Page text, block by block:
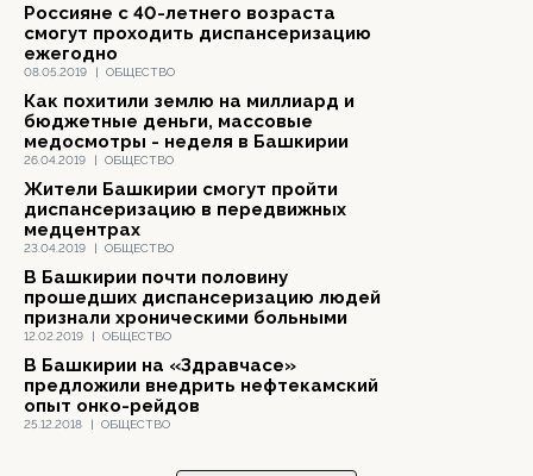
08.05.2019 | ОБЩЕСТВО
Россияне с 40-летнего возраста
смогут проходить диспансеризацию
ежегодно
26.04.2019 | ОБЩЕСТВО
Как похитили землю на миллиард и
бюджетные деньги, массовые
медосмотры - неделя в Башкирии
23.04.2019 | ОБЩЕСТВО
Жители Башкирии смогут пройти
диспансеризацию в передвижных
медцентрах
12.02.2019 | ОБЩЕСТВО
В Башкирии почти половину
прошедших диспансеризацию людей
признали хроническими больными
25.12.2018 | ОБЩЕСТВО
В Башкирии на «Здравчасе»
предложили внедрить нефтекамский
опыт онко-рейдов